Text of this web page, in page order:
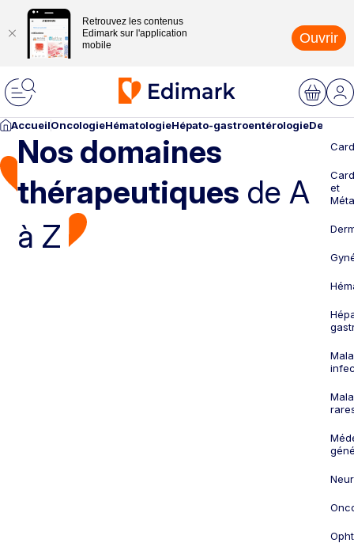
Retrouvez les contenus
Edimark sur l'application
mobile
Ouvrir
AccueilOncologieHématologieHépato-gastroentérologie
Nos domaines
thérapeutiques de A
à Z
et